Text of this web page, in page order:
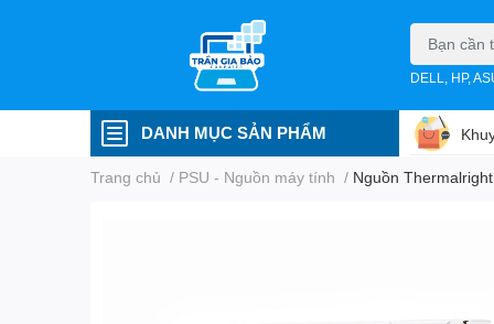
DELL, HP,
DANH MỤC SẢN PHẨM
Trang chủ / PSU - Nguồn máy tính / Nguồn